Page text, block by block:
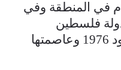
في المنطقة وفي
فلسطين
المستقلة ذات السيادة بحدود 1976 وعاصمتها